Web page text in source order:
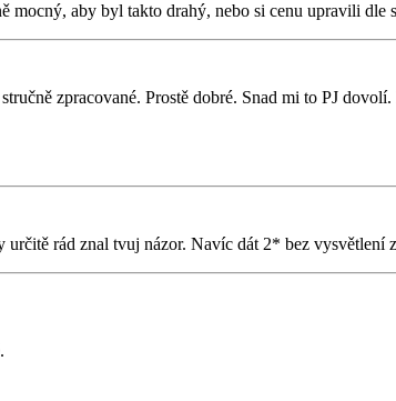
mocný, aby byl takto drahý, nebo si cenu upravili dle
zpracované. Prostě dobré. Snad mi to PJ
rád znal tvuj názor. Navíc dát 2* bez